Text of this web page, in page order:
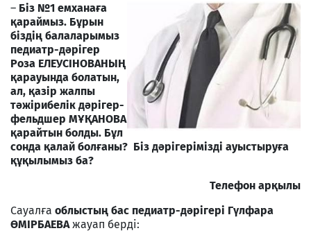
– Біз №1 емханаға
қараймыз. Бұрын
біздің балаларымыз
педиатр-дәрігер
Роза ЕЛЕУСІНОВАНЫҢ
қарауында болатын,
ал, қазір жалпы
тәжірибелік дәрігер-
фельдшер МҰҚАНОВА
қарайтын болды. Бұл
сонда қалай болғаны? Біз дәрігерімізді ауыстыруға
құқылымыз ба?
Телефон арқылы
Сауалға облыстың бас педиатр-дәрігері Гүлфара
ӨМІРБАЕВАжауап берді: